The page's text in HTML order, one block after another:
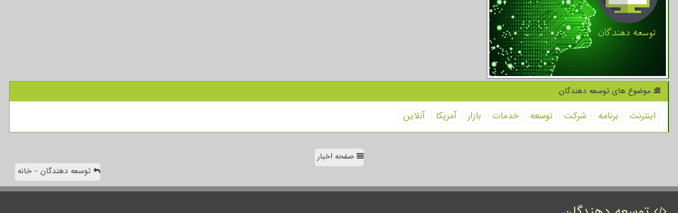
موضوع های توسعه دهندگان
اینترنت برنامه شركت توسعه خدمات بازار آمریكا آنلاین
صفحه اخبار
توسعه دهندگان - خانه